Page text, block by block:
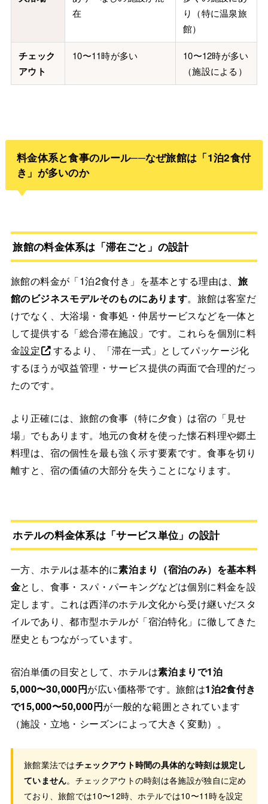
在
り（特に温泉旅
館）
チェック
アウト
10〜11時が多い
10〜12時が多い
（施設による）
料金体系と食事のルール──なぜ旅館は「1泊2食付
き」が多いのか
旅館の料金体系は「滞在ごと」の設計
旅館の料金が「1泊2食付き」を基本とする理由は、 旅
館のビジネスモデルそのものにあります。旅館は客室だ
けでなく、大浴場・食事処・仲居サービスなどを一体と
して提供する「総合滞在施設」です。これらを個別に料
金設定
するより、「滞在一式」としてパッケージ化
するほうが収益管理・サービス提供の両面で合理的だっ
たのです。
より正確には、旅館の食事（特に夕食）は宿の「見せ
場」でもあります。地元の食材を使った懐石料理や郷土
料理は、宿の個性を最も強く示す要素です。食事を切り
離すと、宿の価値の大部分を失うことになります。
ホテルの料金体系は「サービス単位」の設計
一方、ホテルは基本的に素泊まり（宿泊のみ）を基本料
金とし、食事・スパ・パーキングなどは個別に料金を設
定します。これは西洋のホテル文化から受け継いだスタ
イルであり、都市型ホテルが「宿泊特化」に徹してきた
歴史ともつながっています。
宿泊単価の目安として、ホテルは素泊まりで1泊
5,000〜30,000円が広い価格帯です。旅館は1泊2食付き
で15,000〜50,000円が一般的な範囲とされています
（施設・立地・シーズンによって大きく変動）。
旅館業法ではチェックアウト時間の具体的な時刻は規定し
ていません。チェックアウトの時刻は各施設が独自に定め
ており、旅館では10〜12時、ホテルでは10〜11時を設定